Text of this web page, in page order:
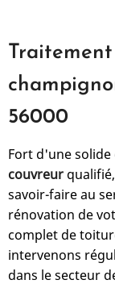
56000
Fort d'une
couvreur
savoir-faire au
rénovation de
complet de
intervenons
dans le secteur